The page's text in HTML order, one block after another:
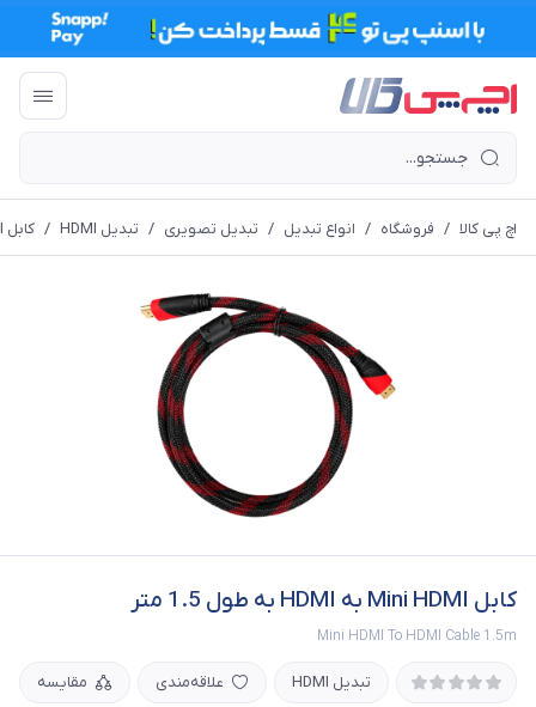
اچ پی کالا / فروشگاه / انواع تبدیل / تبدیل تصویری / تبدیل HDMI / کابل Mini HDMI به HDMI به طول 1.5 متر
کابل Mini HDMI به HDMI به طول 1.5 متر
Mini HDMI To HDMI Cable 1.5m
تبدیل HDMI علاقه‌مندی مقایسه